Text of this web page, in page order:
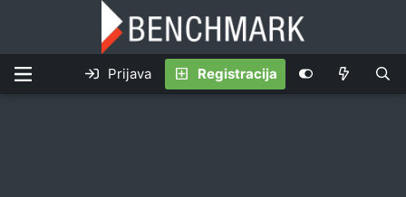
Prijava Registracija